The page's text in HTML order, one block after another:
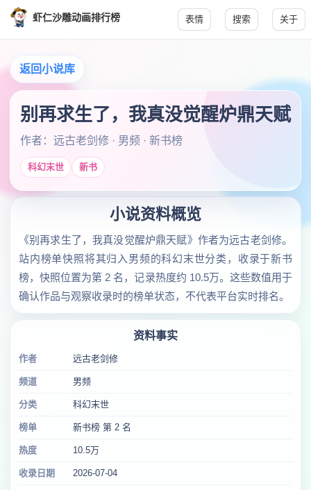
虾仁沙雕动画排行榜 表情 搜索 关于
返回小说库
别再求生了，我真没觉醒炉鼎天赋
作者：远古老剑修 · 男频 · 新书榜
科幻末世 新书
小说资料概览
《别再求生了，我真没觉醒炉鼎天赋》作者为远古老剑修。
站内榜单快照将其归入男频的科幻末世分类，收录于新书
榜，快照位置为第 2 名，记录热度约 10.5万。这些数值用于
确认作品与观察收录时的榜单状态，不代表平台实时排名。
资料事实
作者 远古老剑修
频道 男频
分类 科幻末世
榜单 新书榜 第 2 名
热度 10.5万
收录日期 2026-07-04